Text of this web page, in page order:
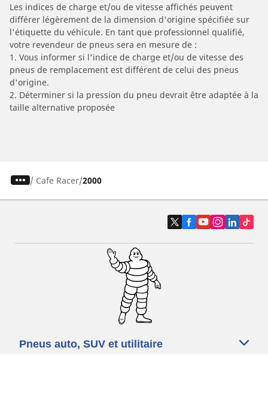
Les indices de charge et/ou de vitesse affichés peuvent
différer légèrement de la dimension d'origine spécifiée sur
l'étiquette du véhicule. En tant que professionnel qualifié,
votre revendeur de pneus sera en mesure de :
1. Vous informer si l'indice de charge et/ou de vitesse des
pneus de remplacement est différent de celui des pneus
d'origine.
2. Déterminer si la pression du pneu devrait être adaptée à la
taille alternative proposée
/ Cafe Racer 2000
Pneus auto, SUV et utilitaire